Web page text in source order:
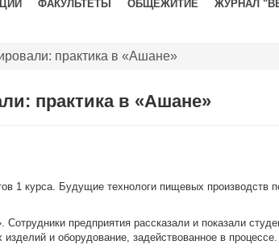
ФАКУЛЬТЕТЫ ОБЩЕЖИТИЕ ЖУРНАЛ
практика в «Ашане»
практика в «Ашане»
1 курса. Будущие технологи пищевых производств
предприятия рассказали и показали
и оборудование, задействованное в процессе.